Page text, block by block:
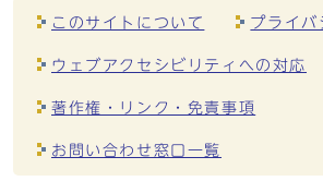
このサイトについて プライバ
ウェブアクセシビリティへの対応
著作権・リンク・免責事項
お問い合わせ窓口一覧